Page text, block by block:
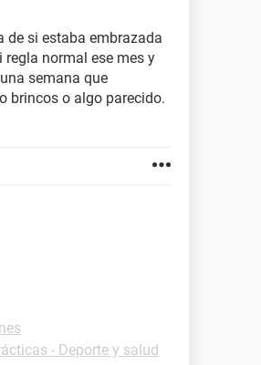
de si estaba embrazada
normal ese mes y
semana que
brincos o algo parecido.
- Deporte y salud